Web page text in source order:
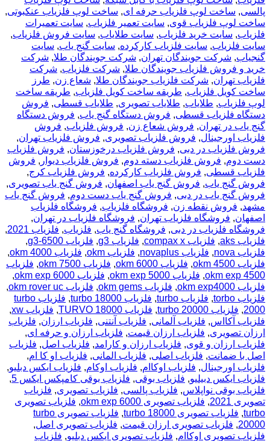
پالسی, ساخت لوپ فلزیاب حرفه ای, ساخت لوپ فلزیاب عنکبوتی,
ساخت لوپ فلزیاب قوی, سایت تعمیر فلزیاب, سایت تعمیرات
فلزیاب, سایت خرید فلزیاب, سایت طلایاب, سایت فروش فلزیاب,
سایت فلزیاب, سایت فلزیاب کارکرده, سایت گنج یاب, سایت
گنجیاب, شرکت جویندگان تهران, شرکت جویندگان طلا, شرکت
خرید و فروش فلزیاب جویندگان طلا, شرکت فلزیاب, شرکت
فلزیاب تهران, شرکت فلزیاب جویندگان طلا, شعاع زن, طرز
ساخت کویل فلزیاب, طریقه ساخت کویل فلزیاب, طریقه ساخت
لوپ فلزیاب, طلایاب, طلایاب تصویری, طلایاب قسطی, فروش
دستگاه فلزیاب قسطی, فروش دستگاه گنج یاب, فروش دستگاه
گنج یاب در تهران, فروش شعاع زن, فروش فلزیاب, فروش
فلزیاب اورجینال, فروش فلزیاب تصویری, فروش فلزیاب تهران,
فروش فلزیاب در دبی, فروش فلزیاب درخوزستان, فروش فلزیاب
دست دوم, فروش فلزیاب دسته دوم, فروش فلزیاب دیوار , فروش
فلزیاب قسطی, فروش فلزیاب کارکرده, فروش فلزیاب کرج,
فروش گنج یاب, فروش گنج یاب اصفهان, فروش گنج یاب تصویری,
فروش گنج یاب در دبی, فروش گنج یاب دست دوم, فروش گنج یاب
مشهد, فروش نقطه زن, فروشگاه فلزیاب, فروشگاه فلزیاب
اصفهان, فروشگاه فلزیاب تهران, فروشگاه فلزیاب در تهران,
فروشگاه فلزیاب در دبی, فروشگاه گنج یاب, فلزیاب, فلزیاب 2021
,
فلزیاب aks
, فلزیاب compax x , فلزیاب g3 , فلزیاب g3-6500
,
فلزیاب nova
, فلزیاب novaplus , فلزیاب okm , فلزیاب okm 4000
,
فلزیاب okm 4500
, فلزیاب okm 6000 , فلزیاب okm 7500 , فلزیاب
okm exp 4500
, فلزیاب okm exp 5000 , فلزیاب okm exp 6000
,
فلزیاب okm exp4000
, فلزیاب okm gems , فلزیاب okm rover uc
,
فلزیاب torbo
, فلزیاب turbo , فلزیاب turbo 18000 ,
فلزیاب turbo
2000
, فلزیاب turbo 20000 , فلزیاب TURVO 18000 , فلزیاب xw
,
فلزیاب آکااس, فلزیاب آلمانی, فلزیاب آنتنی, فلزیاب ارزان, فلزیاب
ارزان تصویری, فلزیاب ارزان قیمت, فلزیاب ارزان و حرفه ای,
فلزیاب ارزان و قوی, فلزیاب ارزان و کارامد, فلزیاب اصل, فلزیاب
اصل با ضمانت, فلزیاب اصلی, فلزیاب المانی, فلزیاب او کا ام,
فلزیاب اورجینال, فلزیاب اوکاام, فلزیاب اوکام, فلزیاب ایکس دبلیو,
فلزیاب ایکس دبیلیو, فلزیاب بوقی, فلزیاب بوقی کامپکس ایکس 5
,
فلزیاب بوقی نواپلاس, فلزیاب پالسی, فلزیاب تصویری, فلزیاب
تصویری 2021
, فلزیاب تصویری okm exp 6000 , فلزیاب تصویری
turbo
, فلزیاب تصویری turbo 18000 ,
فلزیاب تصویری turbo
20000
, فلزیاب تصویری ارزان قیمت, فلزیاب تصویری اصل,
فلزیاب تصویری اوکاام, فلزیاب تصویری ایکس دبلیو, فلزیاب